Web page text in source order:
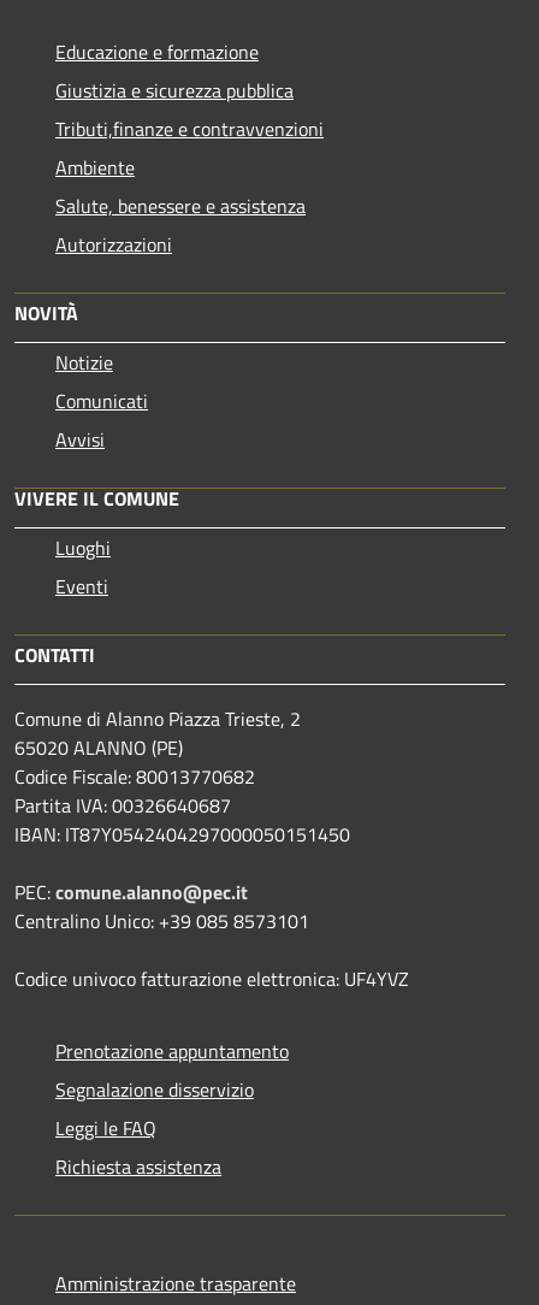
Educazione e formazione
Giustizia e sicurezza pubblica
Tributi,finanze e contravvenzioni
Ambiente
Salute, benessere e assistenza
Autorizzazioni
NOVITÀ
Notizie
Comunicati
Avvisi
VIVERE IL COMUNE
Luoghi
Eventi
CONTATTI
Comune di Alanno Piazza Trieste, 2
65020 ALANNO (PE)
Codice Fiscale: 80013770682
Partita IVA: 00326640687
IBAN: IT87Y0542404297000050151450
PEC:comune.alanno@pec.it
Centralino Unico: +39 085 8573101
Codice univoco fatturazione elettronica: UF4YVZ
Prenotazione appuntamento
Segnalazione disservizio
Leggi le FAQ
Richiesta assistenza
Amministrazione trasparente